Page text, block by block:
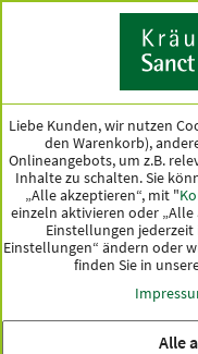
Land
KATEGORIEN
Liebe Kunden, wir nutzen
den Warenkorb),
Onlineangebots, um z.B.
Inhalte zu schalten. Sie
„Alle akzeptieren“, mit "
einzeln aktivieren oder
Einstellungen
Einstellungen“ ändern oder
finden Sie in
Alle